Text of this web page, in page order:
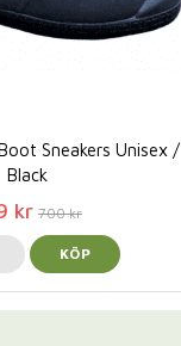
Sneakers Unisex /
Black
kr 700 kr
KÖP